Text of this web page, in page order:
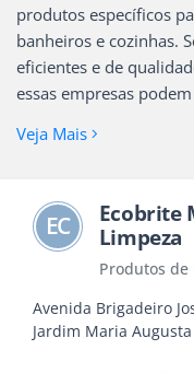
produtos específicos
banheiros e cozinhas.
eficientes e de
essas empresas
Veja Mais
EC
Ecobrite
Limpeza
Produtos de
Avenida Brigadeiro
Jardim Maria